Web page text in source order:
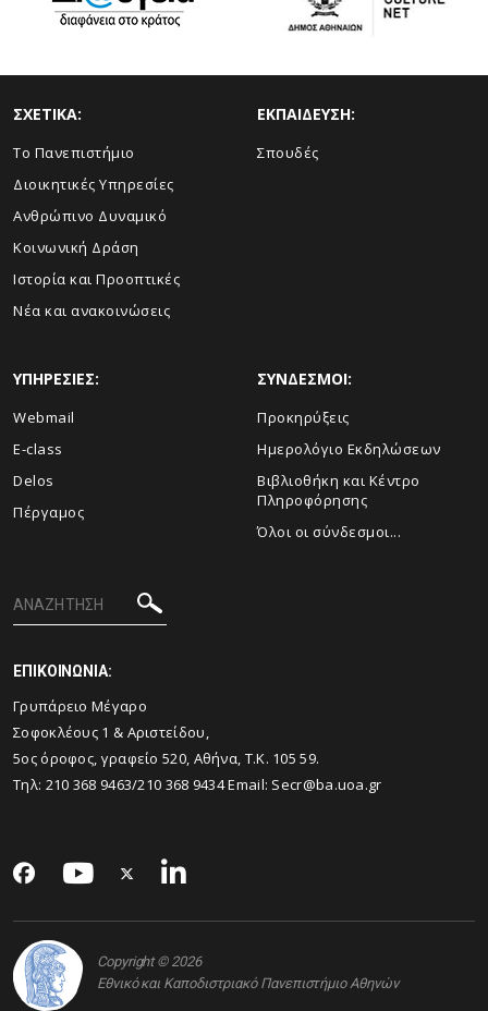
ΣΧΕΤΙΚΑ:
Το Πανεπιστήμιο
Διοικητικές Υπηρεσίες
Ανθρώπινο Δυναμικό
Κοινωνική Δράση
Ιστορία και Προοπτικές
Νέα και ανακοινώσεις
ΕΚΠΑΙΔΕΥΣΗ:
Σπουδές
ΥΠΗΡΕΣΙΕΣ:
Webmail
E-class
Delos
Πέργαμος
ΣΥΝΔΕΣΜΟΙ:
Προκηρύξεις
Ημερολόγιο Εκδηλώσεων
Βιβλιοθήκη και Κέντρο
Πληροφόρησης
Όλοι οι σύνδεσμοι...
ΕΠΙΚΟΙΝΩΝΙΑ:
Γρυπάρειο Μέγαρο
Σοφοκλέους 1 & Αριστείδου,
5ος όροφος, γραφείο 520, Αθήνα, Τ.Κ. 105 59.
Τηλ: 210 368 9463/210 368 9434Email: Secr@ba.uoa.gr
Copyright © 2026
Εθνικό και Καποδιστριακό Πανεπιστήμιο Αθηνών